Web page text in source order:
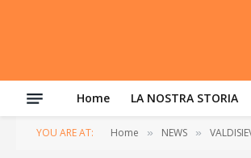
Home LA NOSTRA STORIA
YOU ARE AT: Home » NEWS »